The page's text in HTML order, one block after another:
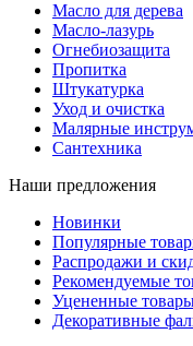
Масло для дерева
Масло-лазурь
Огнебиозащита
Пропитка
Штукатурка
Уход и очистка
Малярные
Сантехника
Наши предложения
Новинки
Популярные
Распродажи и
Рекомендуемые
Уцененные
Декоративные